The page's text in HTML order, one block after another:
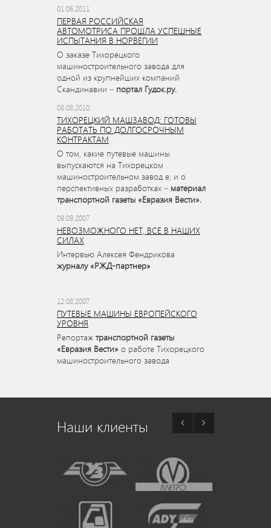
01.06.2011
ПЕРВАЯ РОССИЙСКАЯ
АВТОМОТРИСА ПРОШЛА УСПЕШНЫЕ
ИСПЫТАНИЯ В НОРВЕГИИ
О заказе Тихорецкого
машиностроительного завода для
одной из крупнейших компаний
Скандинавии – портал Гудок.ру.
08.08.2010
ТИХОРЕЦКИЙ МАШЗАВОД: ГОТОВЫ
РАБОТАТЬ ПО ДОЛГОСРОЧНЫМ
КОНТРАКТАМ
О том, какие путевые машины
выпускаются на Тихорецком
машиностроительном завод е, и о
перспективных разработках – материал
транспортной газеты «Евразия Вести».
09.09.2007
НЕВОЗМОЖНОГО НЕТ, ВСЕ В НАШИХ
СИЛАХ
Интервью Алексея Фендрикова
журналу «РЖД-партнер»
12.08.2007
ПУТЕВЫЕ МАШИНЫ ЕВРОПЕЙСКОГО
УРОВНЯ
Репортаж транспортной газеты
«Евразия Вести» о работе Тихорецкого
машиностроительного завода
Наши клиенты